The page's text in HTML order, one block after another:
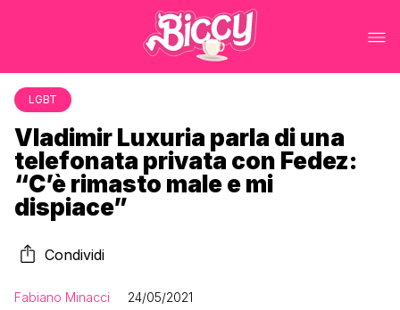
LGBT
Vladimir Luxuria parla di una
telefonata privata con Fedez:
“C’è rimasto male e mi
dispiace”
Condividi
Fabiano Minacci 24/05/2021